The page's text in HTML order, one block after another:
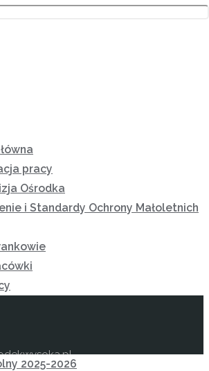
pracy
Ośrodka
i Standardy Ochrony Małoletnich
2025-2026
Rewalidacyjno-Wychowawczy